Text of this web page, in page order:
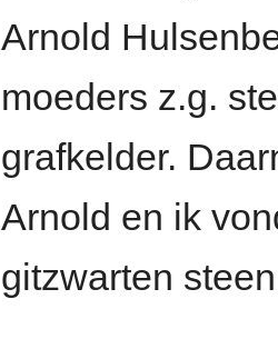
Arnold
moeders z.g.
grafkelder.
Arnold en ik
gitzwarten steen